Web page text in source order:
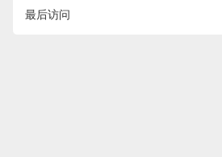
最后访问